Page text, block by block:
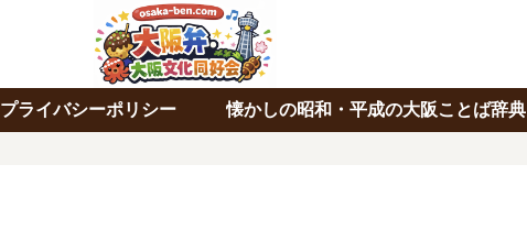
プライバシーポリシー 懐かしの昭和・平成の大阪ことば辞典